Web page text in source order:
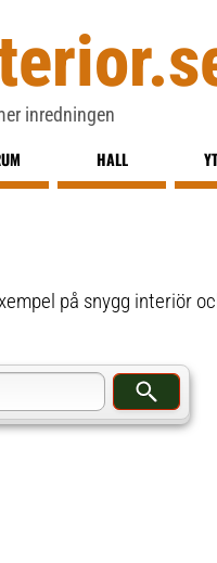
inredningen
HALL
på snygg interiör